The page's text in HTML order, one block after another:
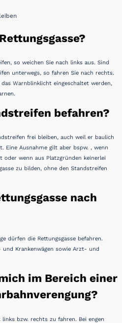
so weichen Sie nach links aus. Sind
unterwegs, so fahren Sie nach rechts.
Warnblinklicht eingeschaltet werden,
befahren?
frei bleiben, auch weil er baulich
Eine Ausnahme gilt aber bspw. , wenn
wenn aus Platzgründen keinerlei
zu bilden, ohne den Standstreifen
nach
dürfen die Rettungsgasse befahren.
und Krankenwägen sowie Arzt- und
im Bereich einer
bzw. rechts zu fahren. Bei engen